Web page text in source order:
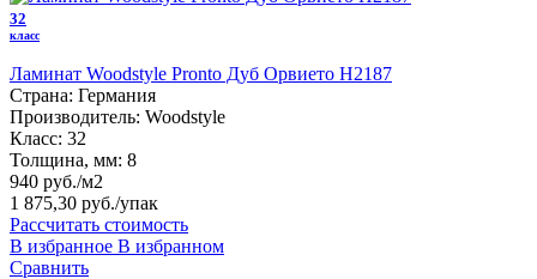
32
класс
Ламинат Woodstyle Pronto Дуб Орвието H2187
Страна: Германия
Производитель: Woodstyle
Класс: 32
Толщина, мм: 8
940 руб./м2
1 875,30 руб./упак
Рассчитать стоимость
В избранное В избранном
Сравнить